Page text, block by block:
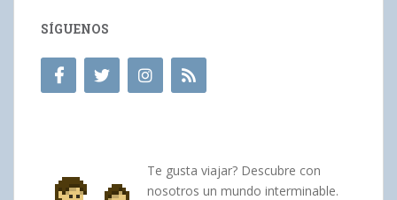
SÍGUENOS
Te gusta viajar? Descubre con
nosotros un mundo interminable.